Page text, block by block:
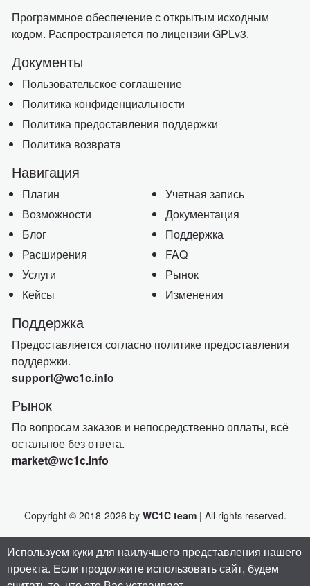
Программное обеспечение с открытым исходным
кодом. Распространяется по лицензии GPLv3.
Документы
Пользовательское соглашение
Политика конфиденциальности
Политика предоставления поддержки
Политика возврата
Навигация
Плагин
Возможности
Блог
Расширения
Услуги
Кейсы
Учетная запись
Документация
Поддержка
FAQ
Рынок
Изменения
Поддержка
Предоставляется согласно политике предоставления
поддержки.
support@wc1c.info
Рынок
По вопросам заказов и непосредственно оплаты, всё
остальное без ответа.
market@wc1c.info
Copyright © 2018-2026 by WC1C team| All rights reserved.
Используем куки для наилучшего представления нашего
проекта. Если продолжите использовать сайт, будем